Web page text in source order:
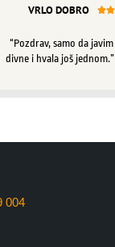
VRLO DOBRO 
“Pozdrav, samo da
divne i hvala još
004